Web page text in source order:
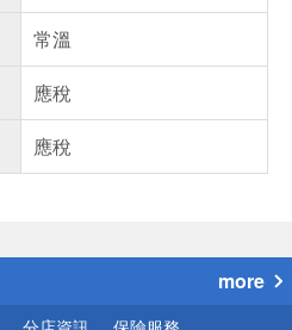
常溫
應稅
應稅
more